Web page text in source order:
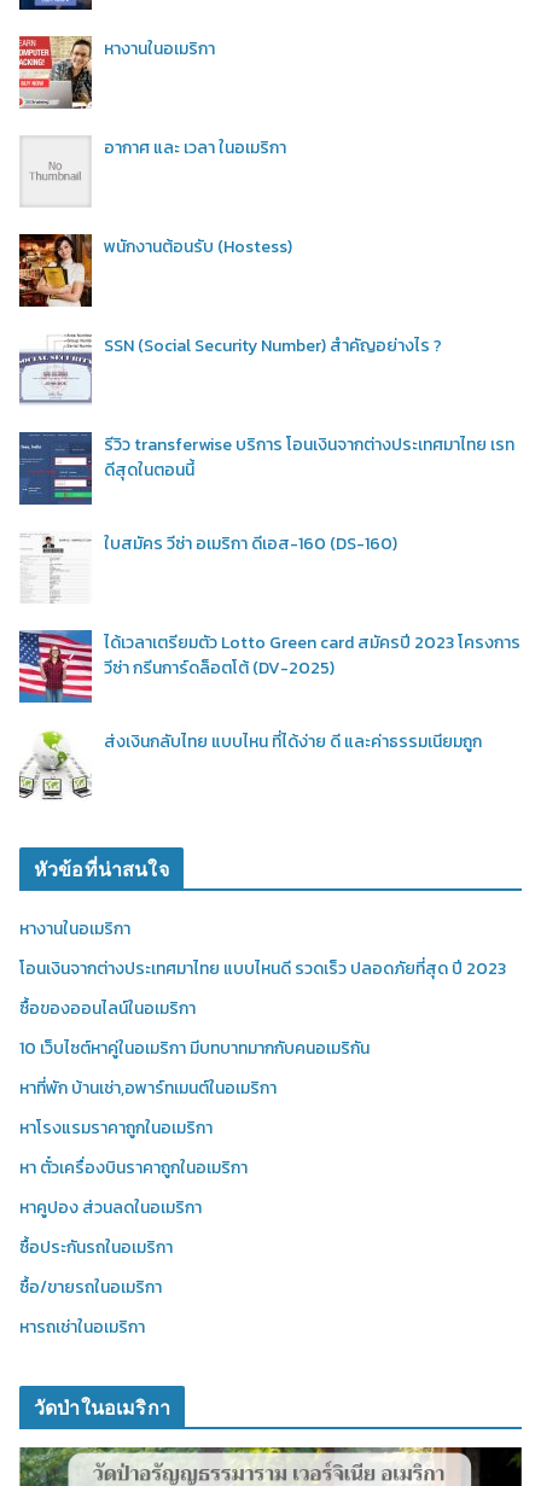
หางานในอเมริกา
อากาศ และ เวลา ในอเมริกา
พนักงานต้อนรับ (Hostess)
SSN (Social Security Number) สำคัญอย่างไร ?
รีวิว transferwise บริการ โอนเงินจากต่างประเทศมาไทย เรท
ดีสุดในตอนนี้
ใบสมัคร วีซ่า อเมริกา ดีเอส-160 (DS-160)
ได้เวลาเตรียมตัว Lotto Green card สมัครปี 2023 โครงการ
วีซ่า กรีนการ์ดล็อตโต้ (DV-2025)
ส่งเงินกลับไทย แบบไหน ที่ได้ง่าย ดี และค่าธรรมเนียมถูก
หัวข้อที่น่าสนใจ
หางานในอเมริกา
โอนเงินจากต่างประเทศมาไทย แบบไหนดี รวดเร็ว ปลอดภัยที่สุด ปี 2023
ซื้อของออนไลน์ในอเมริกา
10 เว็บไซต์หาคู่ในอเมริกา มีบทบาทมากกับคนอเมริกัน
หาที่พัก บ้านเช่า,อพาร์ทเมนต์ในอเมริกา
หาโรงแรมราคาถูกในอเมริกา
หา ตั๋วเครื่องบินราคาถูกในอเมริกา
หาคูปอง ส่วนลดในอเมริกา
ซื้อประกันรถในอเมริกา
ซื้อ/ขายรถในอเมริกา
หารถเช่าในอเมริกา
วัดป่าในอเมริกา